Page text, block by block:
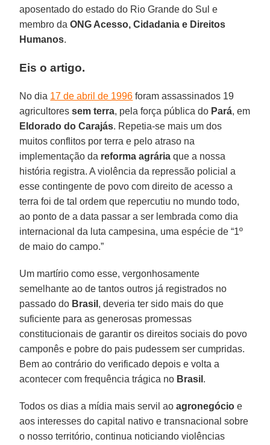
aposentado do estado do Rio Grande do Sul e
membro daONG Acesso, Cidadania e Direitos
Humanos.
Eis o artigo.
No dia 17 de abril de 1996 foram assassinados 19
agricultoressem terra, pela força pública do Pará, em
Eldorado do Carajás. Repetia-se mais um dos
muitos conflitos por terra e pelo atraso na
implementação da reforma agrária que a nossa
história registra. A violência da repressão policial a
esse contingente de povo com direito de acesso a
terra foi de tal ordem que repercutiu no mundo todo,
ao ponto de a data passar a ser lembrada como dia
internacional da luta campesina, uma espécie de “1º
de maio do campo.”
Um martírio como esse, vergonhosamente
semelhante ao de tantos outros já registrados no
passado do Brasil , deveria ter sido mais do que
suficiente para as generosas promessas
constitucionais de garantir os direitos sociais do povo
camponês e pobre do pais pudessem ser cumpridas.
Bem ao contrário do verificado depois e volta a
acontecer com frequência trágica no Brasil .
Todos os dias a mídia mais servil aoagronegócio e
aos interesses do capital nativo e transnacional sobre
o nosso território, continua noticiando violências